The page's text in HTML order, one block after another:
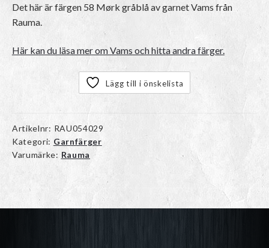
Det här är färgen 58 Mørk gråblå av garnetVams från
Rauma.
Här kan du läsa mer om Vams och hitta andra färger.
Lägg till i önskelista
Artikelnr: RAU054029
Kategori: Garnfärger
Varumärke: Rauma